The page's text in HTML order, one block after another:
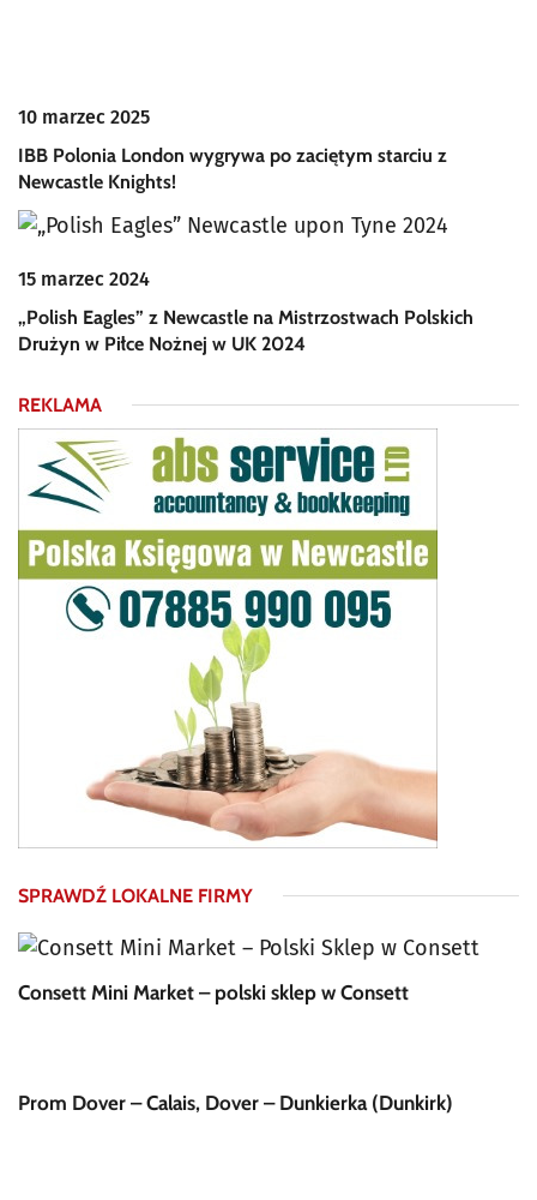
10 marzec 2025
IBB Polonia London wygrywa po zaciętym starciu z
Newcastle Knights!
15 marzec 2024
„Polish Eagles” z Newcastle na Mistrzostwach Polskich
Drużyn w Piłce Nożnej w UK 2024
REKLAMA
SPRAWDŹ LOKALNE FIRMY
Consett Mini Market – polski sklep w Consett
Prom Dover – Calais, Dover – Dunkierka (Dunkirk)